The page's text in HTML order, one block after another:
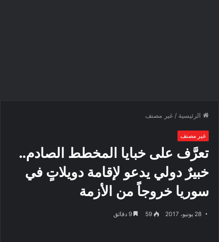
الرئيسية / غير مصنف
غير مصنف
تعرَّف على خبايا المخطط الصادم..
خبيرٌ دولي يدعو لإقامة دويلاتٍ في
سوريا خروجاً من الأزمة
28 يونيو، 2017 59